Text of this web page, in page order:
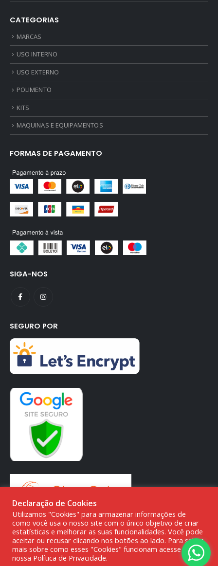
CATEGORIAS
MARCAS
USO INTERNO
USO EXTERNO
POLIMENTO
KITS
MAQUINAS E EQUIPAMENTOS
FORMAS DE PAGAMENTO
SIGA-NOS
SEGURO POR
© DMG PARTS COMÉRCIO DE PRODUTOS AUTOMOTIVOS -
Declaração de Cookies
Utilizamos "Cookies" para armazenar informações de
como você usa o nosso site com o único objetivo de criar
estatísticas e melhorar as suas funcionalidades. Você pode
aceitar ou recusar clicando nos botões ao lado. Para saber
mais sobre como esses "Cookies" funcionam acesse a
nossa Política de Privacidade.